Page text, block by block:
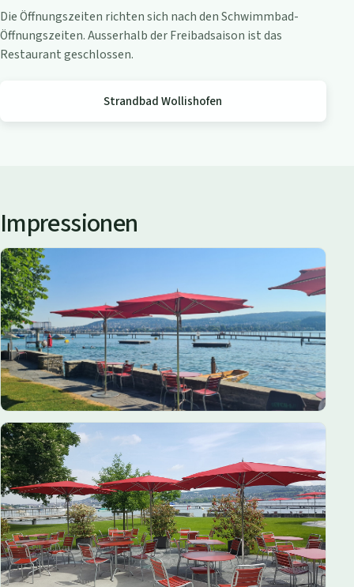
i
c
h
e
Die Öffnungszeiten richten sich nach den Schwimmbad-
Öffnungszeiten. Ausserhalb der Freibadsaison ist das
Restaurant geschlossen.
Strandbad Wollishofen
Impressionen